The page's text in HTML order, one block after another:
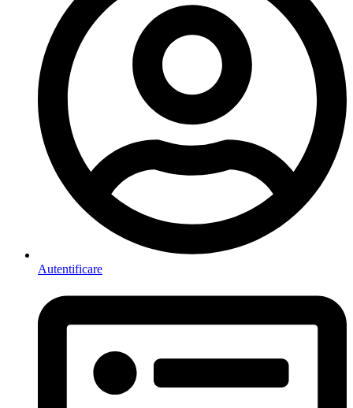
Autentificare